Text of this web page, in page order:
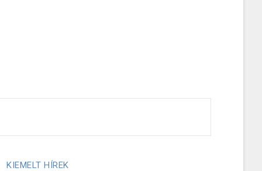
KIEMELT HÍREK